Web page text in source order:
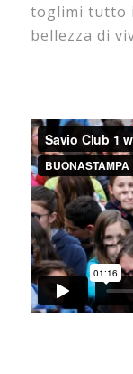
toglimi tutto
bellezza di